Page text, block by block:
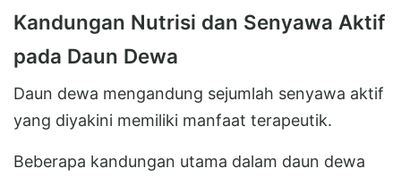
Kandungan Nutrisi dan Senyawa Aktif
pada Daun Dewa
Daun dewa mengandung sejumlah senyawa aktif
yang diyakini memiliki manfaat terapeutik.
Beberapa kandungan utama dalam daun dewa